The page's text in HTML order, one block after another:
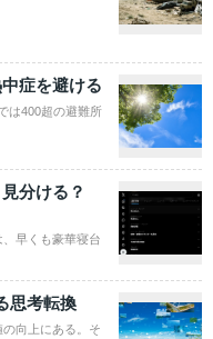
症を避ける
は400超の避難所
分ける？
早くも豪華寝台
思考転換
向上にある。そ